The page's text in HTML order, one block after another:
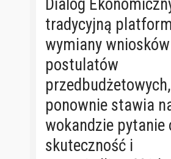
Dialog
tradycyjną
wymiany
postulatów
przedbudżetowych,
ponownie stawia
wokandzie pytanie
skuteczność i